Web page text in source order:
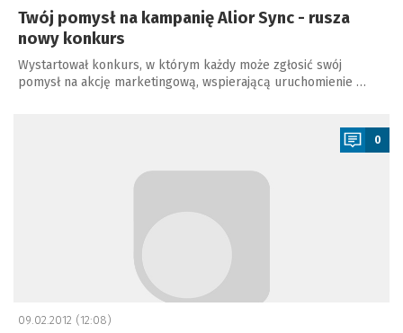
Twój pomysł na kampanię Alior Sync - rusza
nowy konkurs
Wystartował konkurs, w którym każdy może zgłosić swój
pomysł na akcję marketingową, wspierającą uruchomienie …
0
09.02.2012 (12:08)